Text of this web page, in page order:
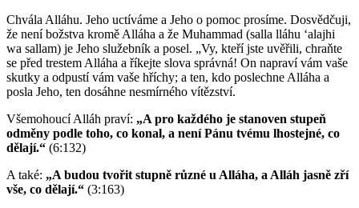
Chvála Alláhu. Jeho uctíváme a Jeho o pomoc prosíme. Dosvědčuji,
že není božstva kromě Alláha a že Muhammad (salla lláhu ʻalajhi
wa sallam) je Jeho služebník a posel. „Vy, kteří jste uvěřili, chraňte
se před trestem Alláha a říkejte slova správná! On napraví vám vaše
skutky a odpustí vám vaše hříchy; a ten, kdo poslechne Alláha a
posla Jeho, ten dosáhne nesmírného vítězství.
Všemohoucí Alláh praví: „A pro každého je stanoven stupeň
odměny podle toho, co konal, a není Pánu tvému lhostejné, co
dělají.“ (6:132)
A také: „A budou tvořit stupně různé u Alláha, a Alláh jasně zří
vše, co dělají.“ (3:163)